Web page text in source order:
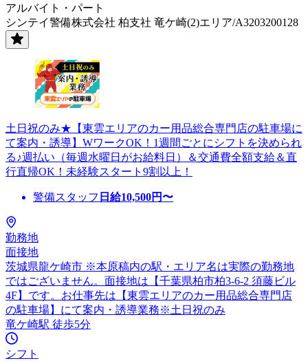
アルバイト・パート
シンテイ警備株式会社 柏支社 竜ケ崎(2)エリア/A3203200128
土日祝のみ★【東雲エリアのカー用品総合専門店の駐車場に
て案内・誘導】WワークOK！1週間ごとにシフトを決められ
る♪週払い（毎週水曜日がお給料日）＆交通費全額支給＆直
行直帰OK！未経験スタート9割以上！
警備スタッフ 日給10,500円〜
勤務地
面接地
茨城県龍ケ崎市 ※本原稿内の駅・エリア名は実際の勤務地
ではございません。面接地は【千葉県柏市柏3-6-2 須藤ビル
4F】です。お仕事先は【東雲エリアのカー用品総合専門店
の駐車場】にて案内・誘導業務※土日祝のみ
竜ケ崎駅 徒歩5分
シフト